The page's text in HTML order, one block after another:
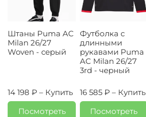
Штаны Puma AC
Milan 26/27
Woven - серый
14 198 ₽ – Купить
Посмотреть
Футболка с
длинными
рукавами Puma
AC Milan 26/27
3rd - черный
16 585 ₽ – Купить
Посмотреть